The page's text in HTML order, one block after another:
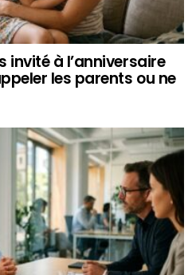
invité à l’anniversaire
les parents ou ne